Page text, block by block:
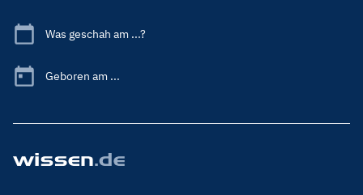
Was geschah am ...?
Geboren am ...